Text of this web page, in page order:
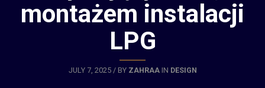
montażem instalacji
LPG
JULY 7, 2025 / BY ZAHRAAIN DESIGN